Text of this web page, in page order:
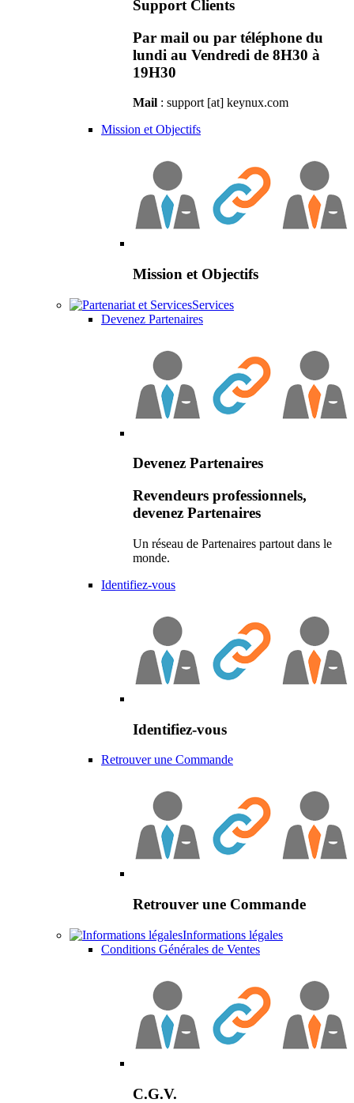
Support Clients
Par mail ou par téléphone du
lundi au Vendredi de 8H30 à
19H30
Mail : support [at] keynux.com
Mission et Objectifs
Mission et Objectifs
Services
Devenez Partenaires
Devenez Partenaires
Revendeurs professionnels,
devenez Partenaires
Un réseau de Partenaires partout dans le
monde.
Identifiez-vous
Identifiez-vous
Retrouver une Commande
Retrouver une Commande
Informations légales
Conditions Générales de Ventes
C.G.V.